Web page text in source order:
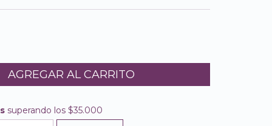
$35.000
superando los$35.000